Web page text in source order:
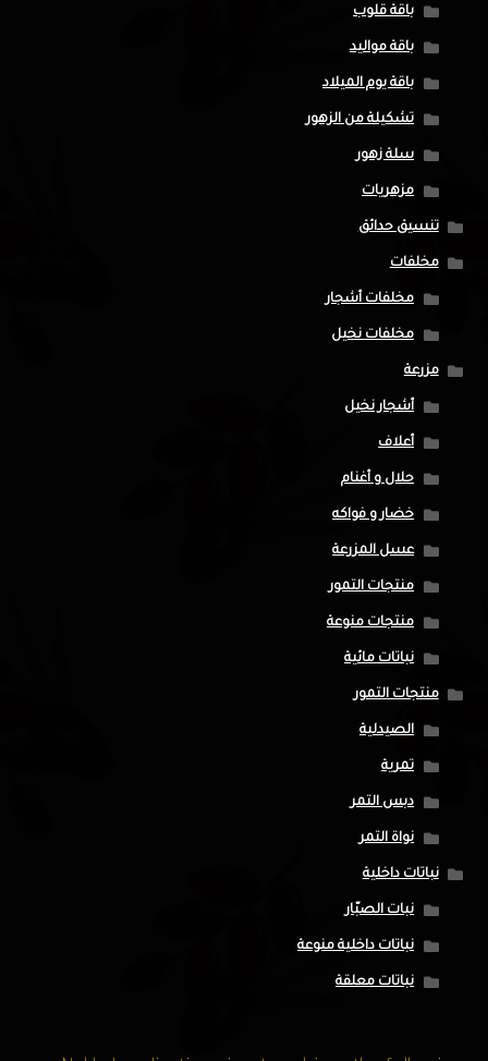
باقة قلوب
باقة مواليد
باقة يوم الميلاد
تشكيلة من الزهور
سلة زهور
مزهريات
تنسيق حدائق
مخلفات
مخلفات أشجار
مخلفات نخيل
مزرعة
أشجار نخيل
أعلاف
حلال و أغنام
خضار و فواكه
عسل المزرعة
منتجات التمور
منتجات منوعة
نباتات مائية
منتجات التمور
الصيدلية
تمرية
دبس التمر
نواة التمر
نباتات داخلية
نبات الصبّار
نباتات داخلية منوعة
نباتات معلقة